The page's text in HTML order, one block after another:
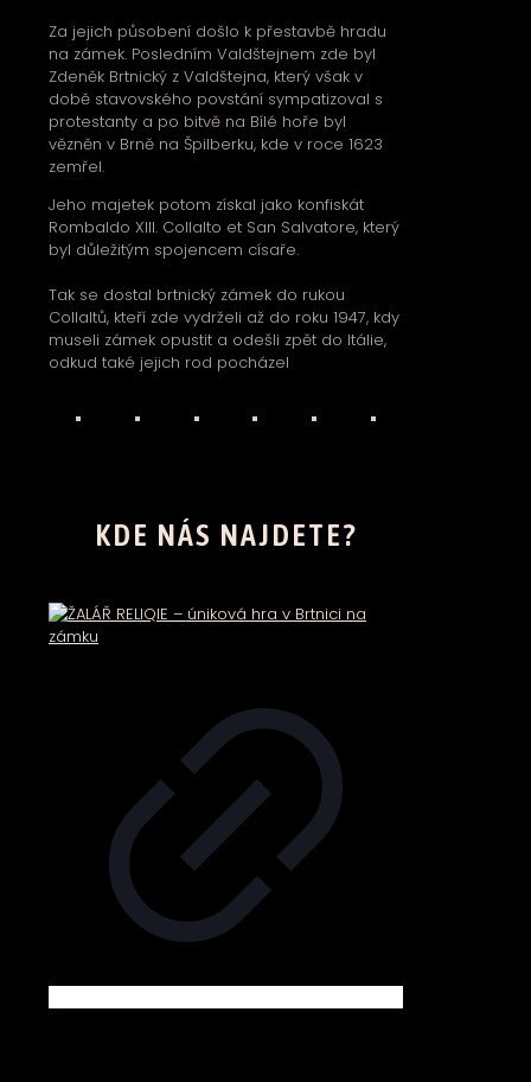
Za jejich působení došlo k přestavbě hradu
na zámek. Posledním Valdštejnem zde byl
Zdeněk Brtnický z Valdštejna, který však v
době stavovského povstání sympatizoval s
protestanty a po bitvě na Bílé hoře byl
vězněn v Brně na Špilberku, kde v roce 1623
zemřel.
Jeho majetek potom získal jako konfiskát
Rombaldo XIII. Collalto et San Salvatore, který
byl důležitým spojencem císaře.
Tak se dostal brtnický zámek do rukou
Collaltů, kteří zde vydrželi až do roku 1947, kdy
museli zámek opustit a odešli zpět do Itálie,
odkud také jejich rod pocházel
KDE NÁS NAJDETE?